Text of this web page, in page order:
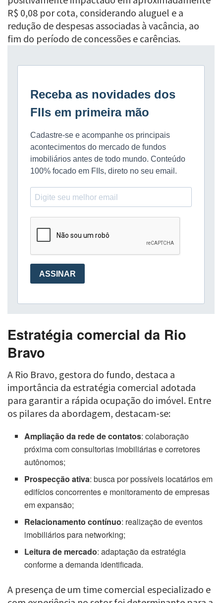
R$ 0,08 por cota, considerando aluguel e a
redução de despesas associadas à vacância, ao
fim do período de concessões e carências.
Estratégia comercial da Rio
Bravo
A Rio Bravo, gestora do fundo, destaca a
importância da estratégia comercial adotada
para garantir a rápida ocupação do imóvel. Entre
os pilares da abordagem, destacam-se:
Ampliação da rede de contatos: colaboração
próxima com consultorias imobiliárias e corretores
autônomos;
Prospecção ativa: busca por possíveis locatários em
edifícios concorrentes e monitoramento de empresas
em expansão;
Relacionamento contínuo: realização de eventos
imobiliários para networking;
Leitura de mercado: adaptação da estratégia
conforme a demanda identificada.
A presença de um time comercial especializado e